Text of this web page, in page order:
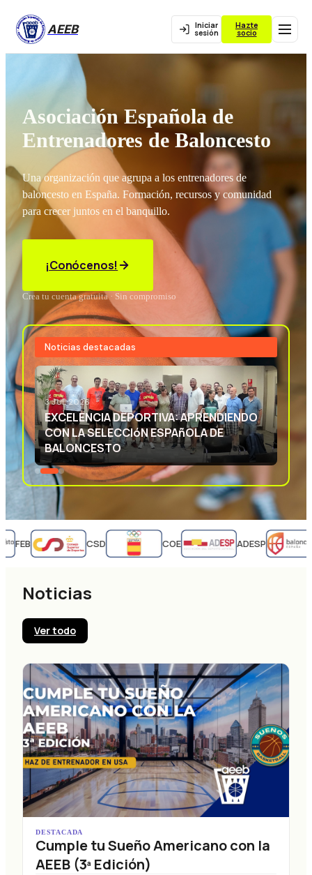
AEEB Iniciar
sesión
Hazte
socio
Asociación Española de
Entrenadores de Baloncesto
Una organización que agrupa a los entrenadores de
baloncesto en España. Formación, recursos y comunidad
para crecer juntos en el banquillo.
¡Conócenos!
Crea tu cuenta gratuita · Sin compromiso
Noticias destacadas
3 JUL 2026
EXCELENCIA DEPORTIVA: APRENDIENDO
CON LA SELECCIóN ESPAñOLA DE
BALONCESTO
FEB CSD COE ADESP
Noticias
Ver todo
DESTACADA
Cumple tu Sueño Americano con la
AEEB (3ª Edición)